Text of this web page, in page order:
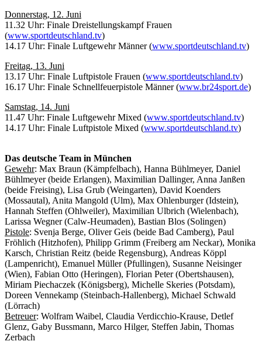
Donnerstag, 12. Juni
11.32 Uhr: Finale Dreistellungskampf Frauen
(www.sportdeutschland.tv)
14.17 Uhr: Finale Luftgewehr Männer (www.sportdeutschland.tv)
Freitag, 13. Juni
13.17 Uhr: Finale Luftpistole Frauen (www.sportdeutschland.tv)
16.17 Uhr: Finale Schnellfeuerpistole Männer (www.br24sport.de)
Samstag, 14. Juni
11.47 Uhr: Finale Luftgewehr Mixed (www.sportdeutschland.tv)
14.17 Uhr: Finale Luftpistole Mixed (www.sportdeutschland.tv)
Das deutsche Team in München
Gewehr: Max Braun (Kämpfelbach), Hanna Bühlmeyer, Daniel
Bühlmeyer (beide Erlangen), Maximilian Dallinger, Anna Janßen
(beide Freising), Lisa Grub (Weingarten), David Koenders
(Mossautal), Anita Mangold (Ulm), Max Ohlenburger (Idstein),
Hannah Steffen (Ohlweiler), Maximilian Ulbrich (Wielenbach),
Larissa Wegner (Calw-Heumaden), Bastian Blos (Solingen)
Pistole: Svenja Berge, Oliver Geis (beide Bad Camberg), Paul
Fröhlich (Hitzhofen), Philipp Grimm (Freiberg am Neckar), Monika
Karsch, Christian Reitz (beide Regensburg), Andreas Köppl
(Lampenricht), Emanuel Müller (Pfullingen), Susanne Neisinger
(Wien), Fabian Otto (Heringen), Florian Peter (Obertshausen),
Miriam Piechaczek (Königsberg), Michelle Skeries (Potsdam),
Doreen Vennekamp (Steinbach-Hallenberg), Michael Schwald
(Lörrach)
Betreuer: Wolfram Waibel, Claudia Verdicchio-Krause, Detlef
Glenz, Gaby Bussmann, Marco Hilger, Steffen Jabin, Thomas
Zerbach